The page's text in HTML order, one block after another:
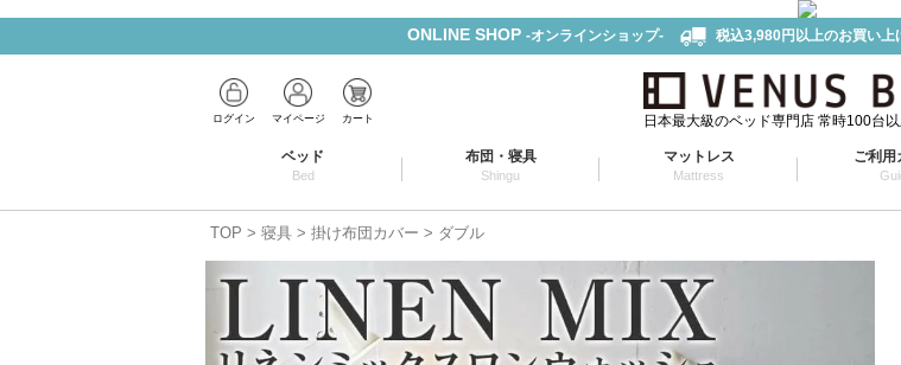
ONLINE SHOP -オンラインショップ- 税込3,980円以上のお買い上
ログイン マイページ カート 日本最大級のベッド専門店 常時100台
ベッド
Bed
布団・寝具
Shingu
マットレス
Mattress
ご利用
TOP 寝具 掛け布団カバー ダブル